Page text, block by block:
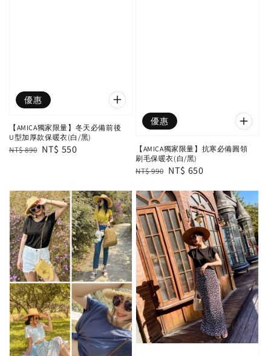
優惠
【AMICA獨家限量】冬天必備前後
U型加厚款保暖衣(白/黑)
Regular
NT$ 890 Sale
NT$ 550
優惠
【AMICA獨家限量】抗寒必備圓領
刷毛保暖衣(白/黑)
Regular
NT$ 990 Sale
NT$ 650